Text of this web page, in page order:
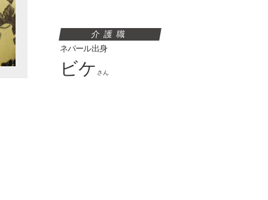
介護職
ネパール出身
ビケ さん